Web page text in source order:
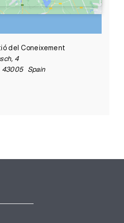
del Coneixement
4
43005
Spain